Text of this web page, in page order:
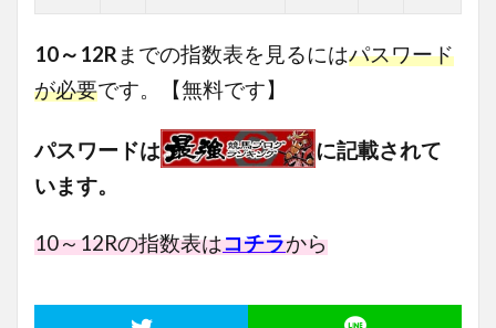
10～12R までの指数表を見るにはパスワード
が必要です。【無料です】
パスワードは
に記載されて
います。
10～12Rの指数表はコチラから